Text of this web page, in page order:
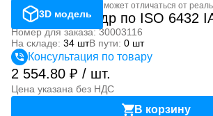
3D модель
Фотография может отличаться от
Пневмоцилиндр по ISO 6432
Номер для заказа: 30003116
На складе: 34 штВ пути: 0 шт
Консультация по товару
2 554.80 ₽ / шт.
Цена указана без НДС
В корзину